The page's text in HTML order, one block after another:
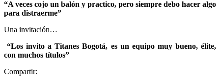
“A veces cojo un balón y practico, pero siempre debo hacer algo
para distraerme”
Una invitación…
“Los invito a Titanes Bogotá, es un equipo muy bueno, élite,
con muchos títulos”
Compartir: